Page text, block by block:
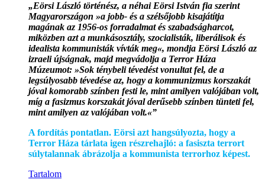
„Eörsi László történész, a néhai Eörsi István fia szerint
Magyarországon »a jobb- és a szélsőjobb kisajátítja
magának az 1956-os forradalmat és szabadságharcot,
miközben azt a munkásosztály, szocialisták, liberálisok és
idealista kommunisták vívták meg«, mondja Eörsi László az
izraeli újságnak, majd megvádolja a Terror Háza
Múzeumot: »Sok ténybeli tévedést vonultat fel, de a
legsúlyosabb tévedése az, hogy a kommunizmus korszakát
jóval komorabb színben festi le, mint amilyen valójában volt,
míg a fasizmus korszakát jóval derűsebb színben tünteti fel,
mint amilyen az valójában volt.«”
A fordítás pontatlan. Eörsi azt hangsúlyozta, hogy a
Terror Háza tárlata igen részrehajló: a fasiszta terrort
súlytalannak ábrázolja a kommunista terrorhoz képest.
Tartalom